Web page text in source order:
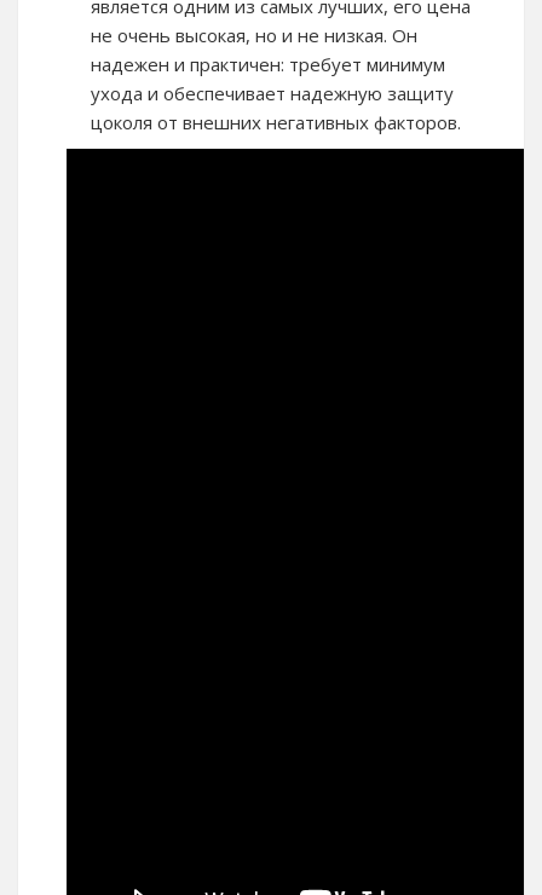
является одним из самых лучших, его цена
не очень высокая, но и не низкая. Он
надежен и практичен: требует минимум
ухода и обеспечивает надежную защиту
цоколя от внешних негативных факторов.